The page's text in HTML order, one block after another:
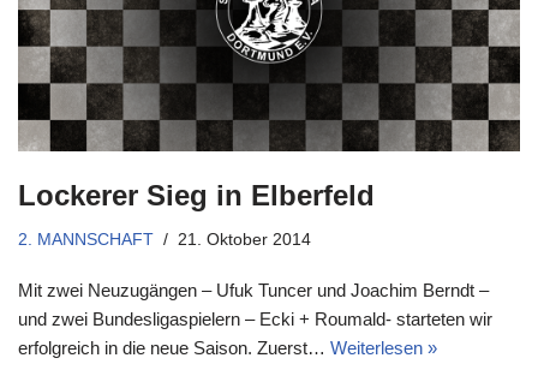
Lockerer Sieg in Elberfeld
2. MANNSCHAFT 21. Oktober 2014
Mit zwei Neuzugängen – Ufuk Tuncer und Joachim Berndt –
und zwei Bundesligaspielern – Ecki + Roumald- starteten wir
erfolgreich in die neue Saison. Zuerst… Weiterlesen »